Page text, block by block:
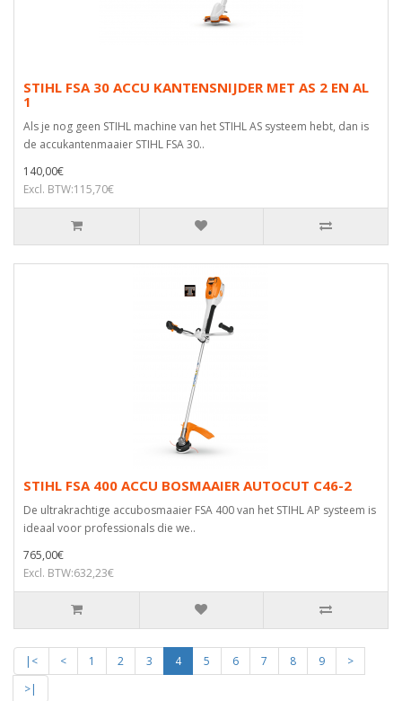
STIHL FSA 30 ACCU KANTENSNIJDER MET AS 2 EN AL
1
Als je nog geen STIHL machine van het STIHL AS systeem hebt, dan is
de accukantenmaaier STIHL FSA 30..
140,00€
Excl. BTW:115,70€
STIHL FSA 400 ACCU BOSMAAIER AUTOCUT C46-2
De ultrakrachtige accubosmaaier FSA 400 van het STIHL AP systeem is
ideaal voor professionals die we..
765,00€
Excl. BTW:632,23€
|< < 1 2 3 4 5 6 7 8 9
>
>|